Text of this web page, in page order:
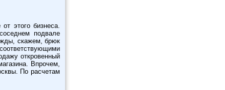
этого бизнеса.
подвале
скажем, брюк
откровенный
Впрочем,
По расчетам